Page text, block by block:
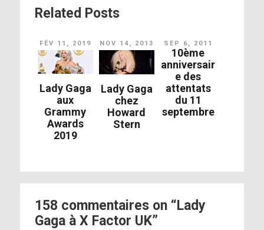
Related Posts
FÉV 11, 2019
Lady Gaga
aux
Grammy
Awards
2019
NOV 14, 2013
Lady Gaga
chez
Howard
Stern
SEP 6, 2011
10ème
anniversair
e des
attentats
du 11
septembre
158 commentaires on “Lady
Gaga à X Factor UK”